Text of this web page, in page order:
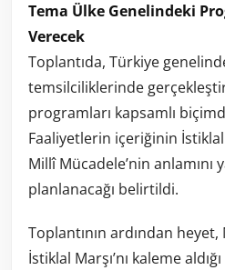
Tema Ülke Genelindeki
Verecek
Toplantıda, Türkiye
temsilciliklerinde
programları kapsamlı
Faaliyetlerin içeriğinin
Millî Mücadele’nin anlamını
planlanacağı belirtildi.
Toplantının ardından
İstiklal Marşı’nı kaleme aldığı